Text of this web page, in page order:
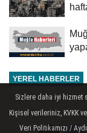
YEREL HABERLER
Yayınlanma: 12
ABD'nin
Sizlere daha iyi hizmet
Kişisel verileriniz, KVKK
Veri Politikamızı /